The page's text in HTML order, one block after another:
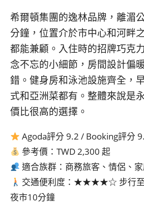
希爾頓集團的逸林品牌，離湄
分鐘，位置介於市中心和河畔
都能兼顧。入住時的招牌巧克
念不忘的小細節，房間設計偏
錯。健身房和泳池設施齊全，
式和亞洲菜都有。整體來說是
價比很高的選擇。
Agoda評分 9.2 / Booking評分
參考價：TWD 2,300 起
適合族群：商務旅客、情侶、
交通便利度：★★★★☆ 步行至
夜市10分鐘